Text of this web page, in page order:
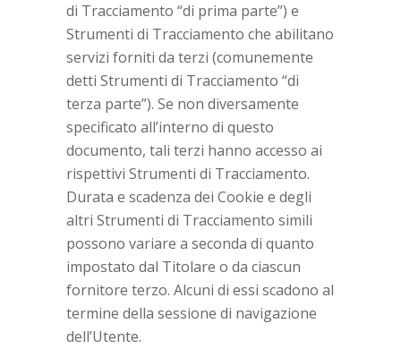
di Tracciamento “di prima parte”) e
Strumenti di Tracciamento che abilitano
servizi forniti da terzi (comunemente
detti Strumenti di Tracciamento “di
terza parte”). Se non diversamente
specificato all’interno di questo
documento, tali terzi hanno accesso ai
rispettivi Strumenti di Tracciamento.
Durata e scadenza dei Cookie e degli
altri Strumenti di Tracciamento simili
possono variare a seconda di quanto
impostato dal Titolare o da ciascun
fornitore terzo. Alcuni di essi scadono al
termine della sessione di navigazione
dell’Utente.